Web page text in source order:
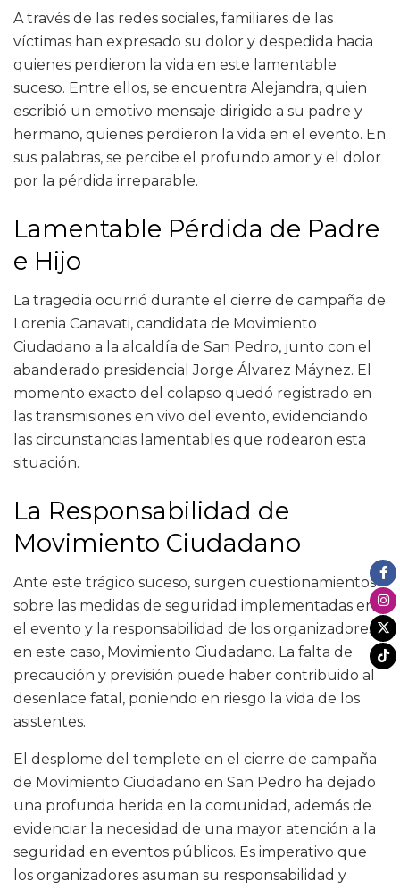
A través de las redes sociales, familiares de las
víctimas han expresado su dolor y despedida hacia
quienes perdieron la vida en este lamentable
suceso. Entre ellos, se encuentra Alejandra, quien
escribió un emotivo mensaje dirigido a su padre y
hermano, quienes perdieron la vida en el evento. En
sus palabras, se percibe el profundo amor y el dolor
por la pérdida irreparable.
Lamentable Pérdida de Padre
e Hijo
La tragedia ocurrió durante el cierre de campaña de
Lorenia Canavati, candidata de Movimiento
Ciudadano a la alcaldía de San Pedro, junto con el
abanderado presidencial Jorge Álvarez Máynez. El
momento exacto del colapso quedó registrado en
las transmisiones en vivo del evento, evidenciando
las circunstancias lamentables que rodearon esta
situación.
La Responsabilidad de
Movimiento Ciudadano
Ante este trágico suceso, surgen cuestionamientos
sobre las medidas de seguridad implementadas en
el evento y la responsabilidad de los organizadores,
en este caso, Movimiento Ciudadano. La falta de
precaución y previsión puede haber contribuido al
desenlace fatal, poniendo en riesgo la vida de los
asistentes.
El desplome del templete en el cierre de campaña
de Movimiento Ciudadano en San Pedro ha dejado
una profunda herida en la comunidad, además de
evidenciar la necesidad de una mayor atención a la
seguridad en eventos públicos. Es imperativo que
los organizadores asuman su responsabilidad y